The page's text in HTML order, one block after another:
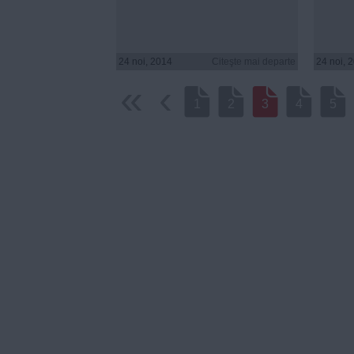
24 noi, 2014 24 noi,
3